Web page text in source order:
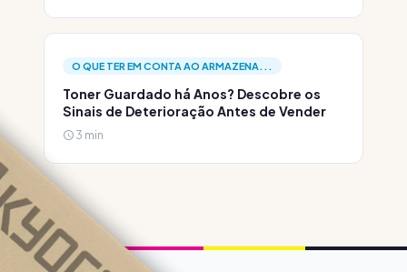
O QUE TER EM CONTA AO ARMAZENA...
Toner Guardado há Anos? Descobre os
Sinais de Deterioração Antes de Vender
3 min